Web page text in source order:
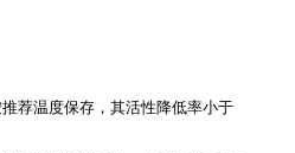
荐温度保存，其活性降低率小于